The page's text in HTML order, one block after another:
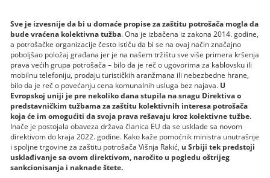
Sve je izvesnije da bi u domaće propise za zaštitu potrošača mogla da
bude vraćena kolektivna tužba. Ona je izbačena iz zakona 2014. godine,
a potrošačke organizacije često ističu da bi se na ovaj način značajno
poboljšao položaj građana jer je na našem tržištu sve više primera kršenja
prava većih grupa potrošača – bilo da je reč o ugovorima za kablovsku ili
mobilnu telefoniju, prodaju turističkih aranžmana ili nebezbedne hrane,
bilo da je reč o povećanju cena komunalnih usluga bez najava. U
Evropskoj uniji je pre nekoliko dana stupila na snagu Direktiva o
predstavničkim tužbama za zaštitu kolektivnih interesa potrošača
koja će im omogućiti da svoja prava rešavaju kroz kolektivne tužbe.
Inače je postojala obaveza država članica EU da se usklade sa novom
direktivom do kraja 2022. godine. Kako kaže pomoćnik ministra unutrašnje
i spoljne trgovine za zaštitu potrošača Višnja Rakić, u Srbiji tek predstoji
usklađivanje sa ovom direktivom, naročito u pogledu oštrijeg
sankcionisanja i naknade štete.